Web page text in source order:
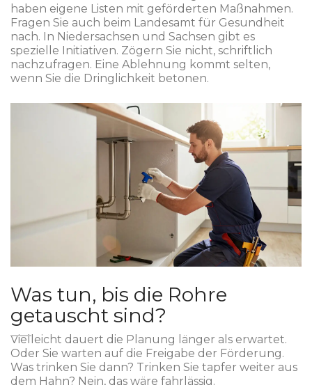
haben eigene Listen mit geförderten Maßnahmen.
Fragen Sie auch beim Landesamt für Gesundheit
nach. In Niedersachsen und Sachsen gibt es
spezielle Initiativen. Zögern Sie nicht, schriftlich
nachzufragen. Eine Ablehnung kommt selten,
wenn Sie die Dringlichkeit betonen.
Was tun, bis die Rohre
getauscht sind?
Vielleicht dauert die Planung länger als erwartet.
Oder Sie warten auf die Freigabe der Förderung.
Was trinken Sie dann? Trinken Sie tapfer weiter aus
dem Hahn? Nein, das wäre fahrlässig.